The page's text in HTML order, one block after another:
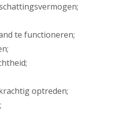
te functioneren;
optreden;